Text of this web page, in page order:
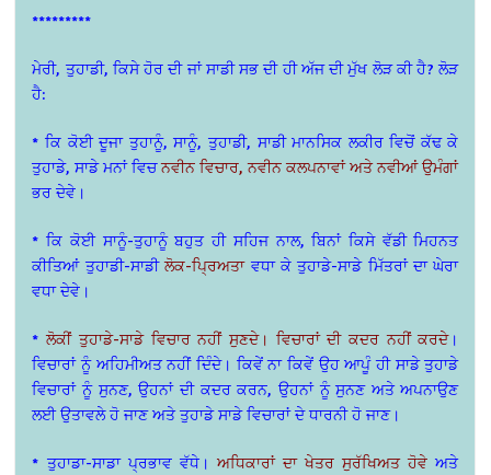
*********
ਮੇਰੀ, ਤੁਹਾਡੀ, ਕਿਸੇ ਹੋਰ ਦੀ ਜਾਂ ਸਾਡੀ ਸਭ ਦੀ ਹੀ ਅੱਜ ਦੀ ਮੁੱਖ ਲੋੜ ਕੀ ਹੈ? ਲੋੜ
ਹੈ:
* ਕਿ ਕੋਈ ਦੂਜਾ ਤੁਹਾਨੂੰ, ਸਾਨੂੰ, ਤੁਹਾਡੀ, ਸਾਡੀ ਮਾਨਸਿਕ ਲਕੀਰ ਵਿਚੋਂ ਕੱਢ ਕੇ
ਤੁਹਾਡੇ, ਸਾਡੇ ਮਨਾਂ ਵਿਚਨਵੀਨ ਵਿਚਾਰ, ਨਵੀਨ ਕਲਪਨਾਵਾਂ ਅਤੇ ਨਵੀਆਂ ਉਮੰਗਾਂ
ਭਰ ਦੇਵੇ।
* ਕਿ ਕੋਈ ਸਾਨੂੰ-ਤੁਹਾਨੂੰ ਬਹੁਤ ਹੀ ਸਹਿਜ ਨਾਲ, ਬਿਨਾਂ ਕਿਸੇ ਵੱਡੀ ਮਿਹਨਤ
ਕੀਤਿਆਂ ਤੁਹਾਡੀ-ਸਾਡੀਲੋਕ-ਪ੍ਰਿਅਤਾਵਧਾ ਕੇ ਤੁਹਾਡੇ-ਸਾਡੇ ਮਿੱਤਰਾਂ ਦਾ ਘੇਰਾ
ਵਧਾ ਦੇਵੇ।
*ਲੋਕੀਂ ਤੁਹਾਡੇ-ਸਾਡੇ ਵਿਚਾਰ ਨਹੀਂ ਸੁਣਦੇ। ਵਿਚਾਰਾਂ ਦੀ ਕਦਰ ਨਹੀਂ ਕਰਦੇ।
ਵਿਚਾਰਾਂ ਨੂੰ ਅਹਿਮੀਅਤ ਨਹੀਂ ਦਿੰਦੇ। ਕਿਵੇਂ ਨਾ ਕਿਵੇਂ ਉਹ ਆਪੂੰ ਹੀ ਸਾਡੇ ਤੁਹਾਡੇ
ਵਿਚਾਰਾਂ ਨੂੰ ਸੁਨਣ, ਉਹਨਾਂ ਦੀ ਕਦਰ ਕਰਨ, ਉਹਨਾਂ ਨੂੰ ਸੁਨਣ ਅਤੇ ਅਪਨਾਉਣ
ਲਈ ਉਤਾਵਲੇ ਹੋ ਜਾਣ ਅਤੇ ਤੁਹਾਡੇ ਸਾਡੇ ਵਿਚਾਰਾਂ ਦੇ ਧਾਰਨੀ ਹੋ ਜਾਣ।
* ਤੁਹਾਡਾ-ਸਾਡਾ ਪ੍ਰਭਾਵ ਵੱਧੇ। ਅਧਿਕਾਰਾਂ ਦਾ ਖੇਤਰ ਸੁਰੱਖਿਅਤ ਹੋਵੇ ਅਤੇ